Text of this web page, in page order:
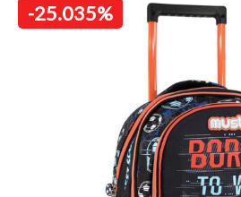
-25.035%